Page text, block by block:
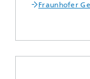
Fraunhofer